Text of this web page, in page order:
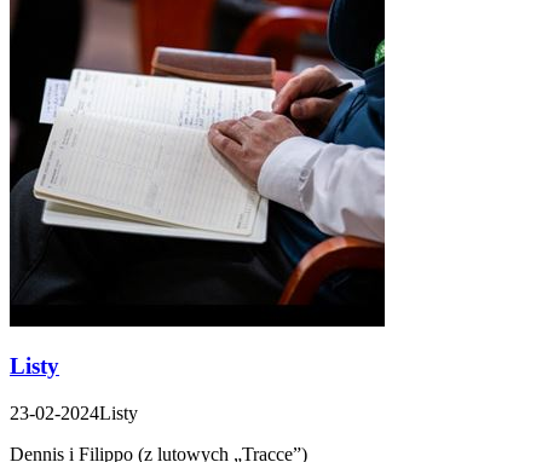
Listy
23-02-2024Listy
Dennis i Filippo (z lutowych „Tracce”)